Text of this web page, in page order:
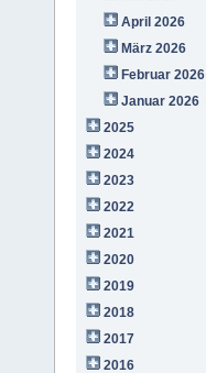
April 2026
März 2026
Februar 2026
Januar 2026
2025
2024
2023
2022
2021
2020
2019
2018
2017
2016